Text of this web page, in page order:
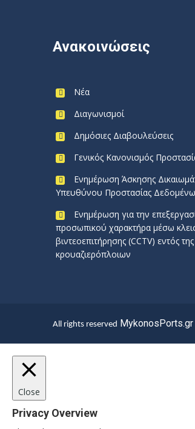
Ανακοινώσεις
Νέα
Διαγωνισμοί
Δημόσιες Διαβουλεύσεις
Γενικός Κανονισμός
Ενημέρωση Άσκησης
Υπευθύνου Προστασίας
Ενημέρωση για την
προσωπικού χαρακτήρα μέσω
βιντεοεπιτήρησης (CCTV) εντός
κρουαζιερόπλοιων
All rights reserved MykonosPorts.gr
Close
Privacy Overview